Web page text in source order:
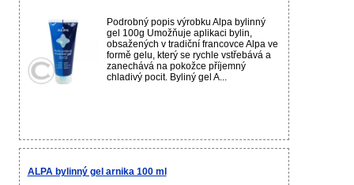
Podrobný popis výrobku Alpa bylinný
gel 100g Umožňuje aplikaci bylin,
obsažených v tradiční francovce Alpa ve
formě gelu, který se rychle vstřebává a
zanechává na pokožce příjemný
chladivý pocit. Byliný gel A...
ALPA bylinný gel arnika 100 ml